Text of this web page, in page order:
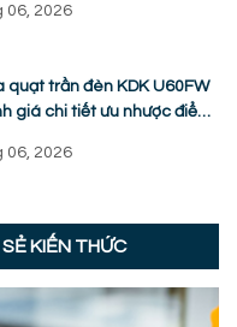
06, 2026
quạt trần đèn KDK U60FW
giá chi tiết ưu nhược điểm
06, 2026
KIẾN THỨC